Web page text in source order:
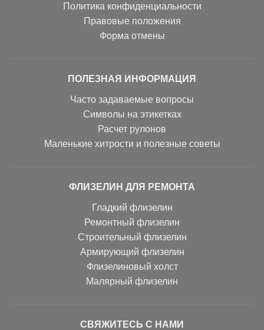
Политика конфиденциальности
Правовые положения
Форма отмены
ПОЛЕЗНАЯ ИНФОРМАЦИЯ
Часто задаваемые вопросы
Символы на этикетках
Расчет рулонов
Маленькие хитрости и полезные советы
ФЛИЗЕЛИН ДЛЯ РЕМОНТА
Гладкий флизелин
Ремонтный флизелин
Строительный флизелин
Армирующий флизелин
Флизелиновый холст
Малярный флизелин
СВЯЖИТЕСЬ С НАМИ